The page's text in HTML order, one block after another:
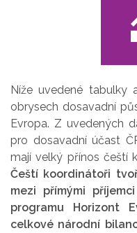
Níže uvedené tabulky
obrysech dosavadní
Evropa. Z uvedených
pro dosavadní účast
mají velký přínos čeští
Čeští koordinátoři
mezi přímými
programu Horizont
celkové národní